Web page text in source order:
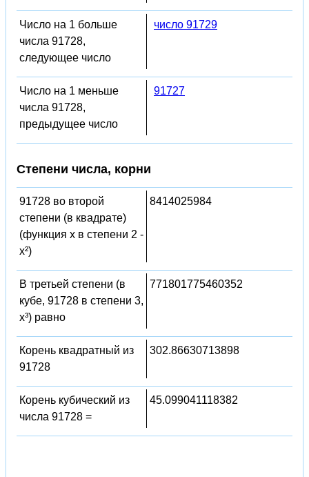
Число на 1 больше
числа 91728,
следующее число
число 91729
Число на 1 меньше
числа 91728,
предыдущее число
91727
Степени числа, корни
91728 во второй
степени (в квадрате)
(функция x в степени 2 -
x²)
8414025984
В третьей степени (в
кубе, 91728 в степени 3,
x³) равно
771801775460352
Корень квадратный из
91728
302.86630713898
Корень кубический из
числа 91728 =
45.099041118382